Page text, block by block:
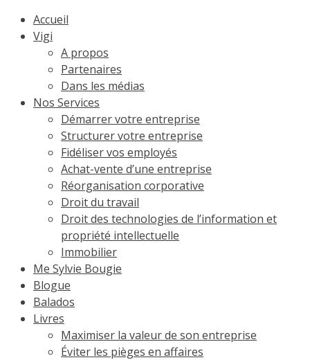
Accueil
Vigi
A propos
Partenaires
Dans les médias
Nos Services
Démarrer votre entreprise
Structurer votre entreprise
Fidéliser vos employés
Achat-vente d’une entreprise
Réorganisation corporative
Droit du travail
Droit des technologies de l’information et
propriété intellectuelle
Immobilier
Me Sylvie Bougie
Blogue
Balados
Livres
Maximiser la valeur de son entreprise
Éviter les pièges en affaires